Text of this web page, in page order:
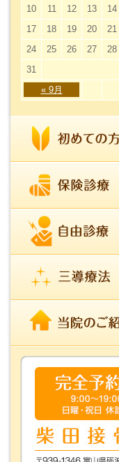
« 9月
10
11 12 13 14
17
18 19 20 21
24
25 26 27 28
31